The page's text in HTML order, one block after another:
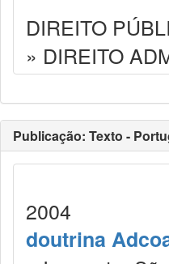
DIREITO
» DIREITO
Publicação: Texto -
2004
doutrina